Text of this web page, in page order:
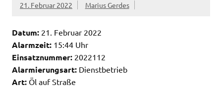
21. Februar 2022 Marius Gerdes
Datum: 21. Februar 2022
Alarmzeit: 15:44 Uhr
Einsatznummer: 2022112
Alarmierungsart: Dienstbetrieb
Art: Öl auf Straße